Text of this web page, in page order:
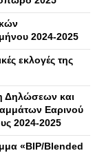
2024-2025
εκλογές της
Δηλώσεων και
Εαρινού
2024-2025
«BIP/Blended